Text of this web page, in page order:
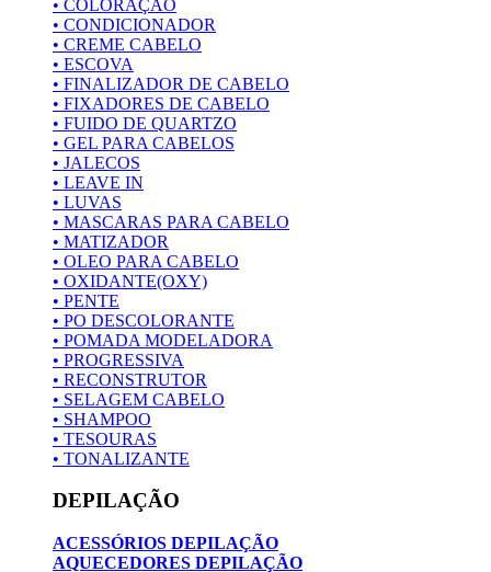
• COLORAÇAO
• CONDICIONADOR
• CREME CABELO
• ESCOVA
• FINALIZADOR DE CABELO
• FIXADORES DE CABELO
• FUIDO DE QUARTZO
• GEL PARA CABELOS
• JALECOS
• LEAVE IN
• LUVAS
• MASCARAS PARA CABELO
• MATIZADOR
• OLEO PARA CABELO
• OXIDANTE(OXY)
• PENTE
• PO DESCOLORANTE
• POMADA MODELADORA
• PROGRESSIVA
• RECONSTRUTOR
• SELAGEM CABELO
• SHAMPOO
• TESOURAS
• TONALIZANTE
DEPILAÇÃO
ACESSÓRIOS DEPILAÇÃO
AQUECEDORES DEPILAÇÃO